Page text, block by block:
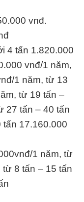
vnđ.
4 tấn 1.820.000
vnđ/1 năm,
1 năm, từ 13
từ 19 tấn –
27 tấn – 40 tấn
tấn 17.160.000
1 năm, từ
8 tấn – 15 tấn